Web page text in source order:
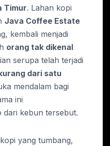
Timur. Lahan kopi
Java Coffee Estate
kembali menjadi
orang tak dikenal
serupa telah terjadi
dari satu
mendalam bagi
ini
dari kebun tersebut.
yang tumbang,